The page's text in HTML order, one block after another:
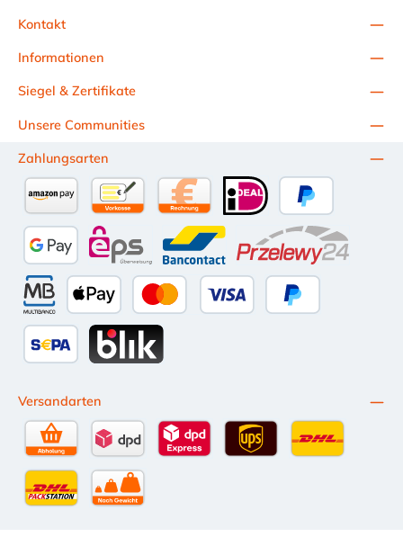
Kontakt
Informationen
Unsere Communities
Siegel & Zertifikate
Zahlungsarten
PayPal
Kauf auf Rechnung (10 Tage Netto)
Google Pay eps Bancontact Przelewy24
MultibancoApple Pay
Amazon Pay Vorkasse per Überweisung
Versandarten